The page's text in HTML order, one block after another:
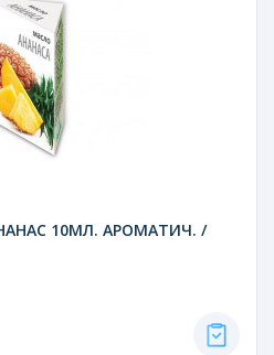
10МЛ. АРОМАТИЧ. /